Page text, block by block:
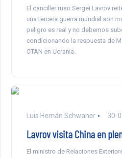
El canciller ruso Sergei Lavrov
una tercera guerra mundial son
peligro es real y no debemos
condicionando la respuesta de
OTAN en Ucrania.
Luis Hernán Schwaner 30-
Lavrov visita China en
El ministro de Relaciones